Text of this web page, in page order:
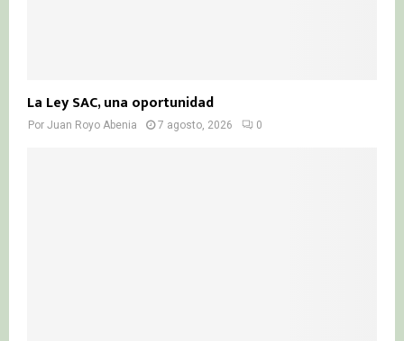
La Ley SAC, una oportunidad
Por Juan Royo Abenia 7 agosto, 2026 0